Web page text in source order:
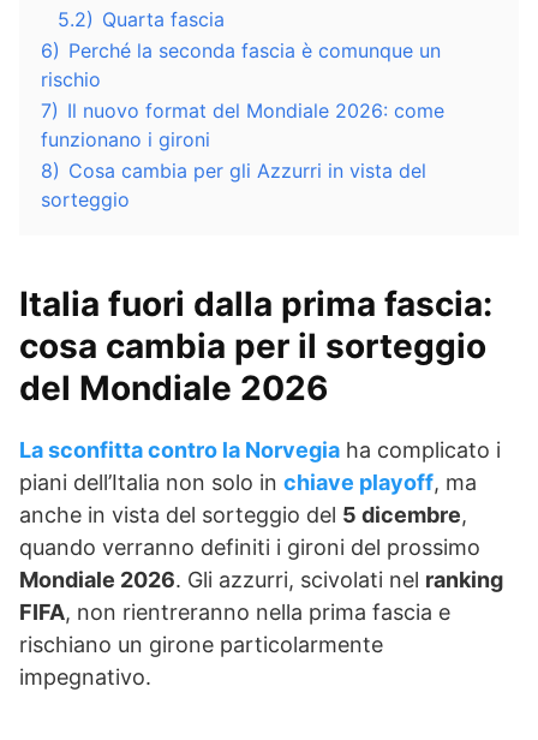
5.2) Quarta fascia
6) Perché la seconda fascia è comunque un
rischio
7) Il nuovo format del Mondiale 2026: come
funzionano i gironi
8) Cosa cambia per gli Azzurri in vista del
sorteggio
Italia fuori dalla prima fascia:
cosa cambia per il sorteggio
del Mondiale 2026
La sconfitta contro la Norvegia ha complicato i
piani dell’Italia non solo in chiave playoff, ma
anche in vista del sorteggio del 5 dicembre,
quando verranno definiti i gironi del prossimo
Mondiale 2026. Gli azzurri, scivolati nel ranking
FIFA, non rientreranno nella prima fascia e
rischiano un girone particolarmente
impegnativo.